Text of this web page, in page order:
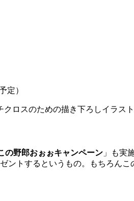
定）
ロスのための描き下ろしイラスト
の野郎おぉぉキャンペーン 」も実
ゼントするというもの。もちろん